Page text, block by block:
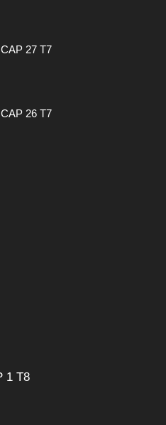
27 T7
26 T7
1 T8